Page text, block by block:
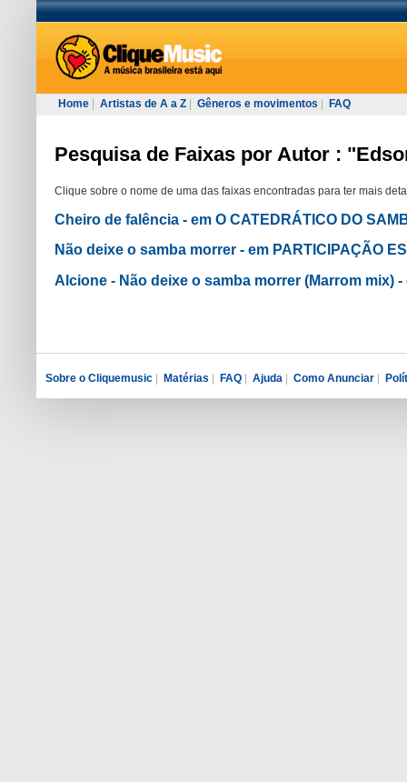
Home Artistas de A a Z Gêneros e movimentos FAQ
Pesquisa de Faixas por Autor :
Clique sobre o nome de uma das faixas encontradas para ter mais
Cheiro de falência - em O CATEDRÁTICO DO
Não deixe o samba morrer - em PARTICIPAÇÃO
Alcione - Não deixe o samba morrer (Marrom mix)
Sobre o Cliquemusic | Matérias | FAQ | Ajuda | Como Anunciar |